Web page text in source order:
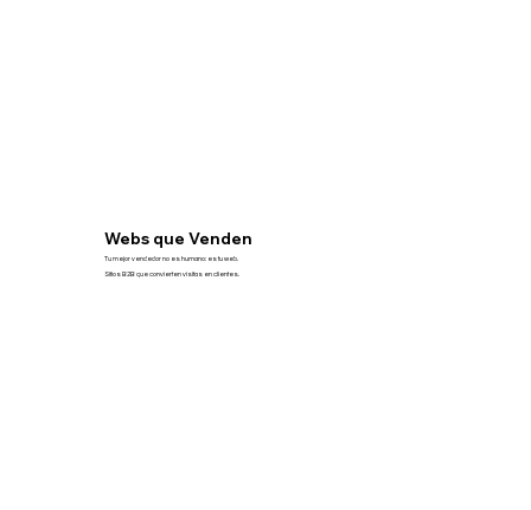
Webs que Venden
Tu mejor vendedor no es humano: es tu web.
Sitios B2B que convierten visitas en clientes.